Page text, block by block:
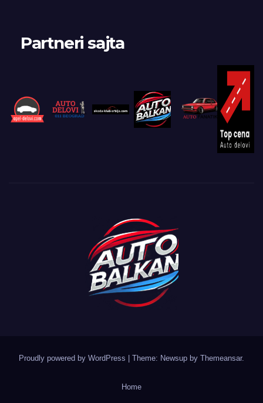
Partneri sajta
Proudly powered by WordPress Theme: Newsup by Themeansar.
Home